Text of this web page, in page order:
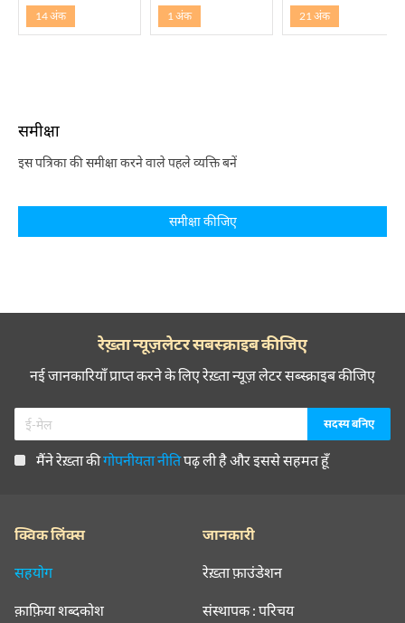
14 अंक 1 अंक 21 अंक
समीक्षा
इस पत्रिका की समीक्षा करने वाले पहले व्यक्ति बनें
समीक्षा कीजिए
रेख़्ता न्यूज़लेटर सबस्क्राइब कीजिए
नई जानकारियाँ प्राप्त करने के लिए रेख़्ता न्यूज़ लेटर सब्स्क्राइब कीजिए
मैंने रेख़्ता कीगोपनीयता नीतिपढ़ ली है और इससे सहमत हूँ
क्विक लिंक्स
सहयोग
क़ाफ़िया शब्दकोश
जानकारी
रेख़्ता फ़ाउंडेशन
संस्थापक : परिचय